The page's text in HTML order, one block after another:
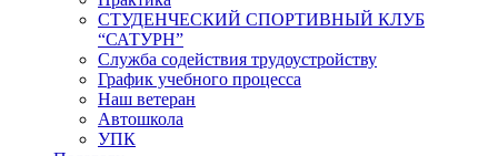
СТУДЕНЧЕСКИЙ СПОРТИВНЫЙ КЛУБ
“САТУРН”
Служба содействия трудоустройству
График учебного процесса
Наш ветеран
Автошкола
УПК